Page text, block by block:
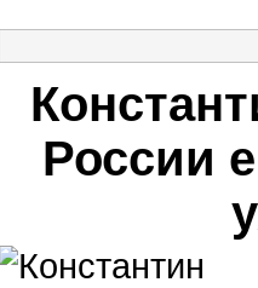
России